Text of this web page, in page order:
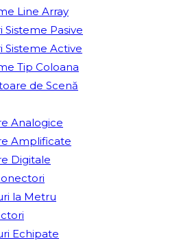
Line Array
Sisteme Pasive
Sisteme Active
Tip Coloana
de Scenă
Analogice
Amplificate
Digitale
la Metru
Echipate